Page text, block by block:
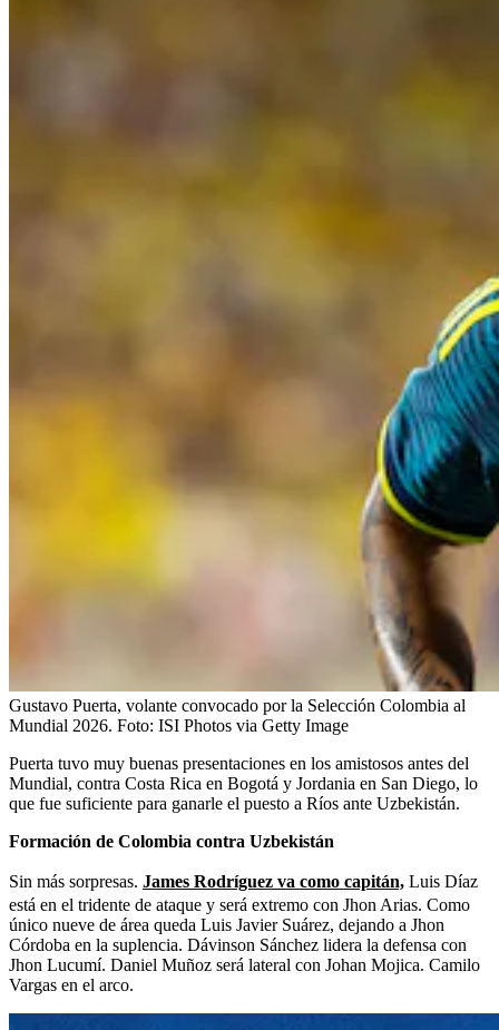
Gustavo Puerta, volante convocado por la Selección Colombia al
Mundial 2026. Foto: ISI Photos via Getty Image
Puerta tuvo muy buenas presentaciones en los amistosos antes del
Mundial, contra Costa Rica en Bogotá y Jordania en San Diego, lo
que fue suficiente para ganarle el puesto a Ríos ante Uzbekistán.
Formación de Colombia contra Uzbekistán
Sin más sorpresas. James Rodríguez va como capitán, Luis Díaz
está en el tridente de ataque y será extremo con Jhon Arias. Como
único nueve de área queda Luis Javier Suárez, dejando a Jhon
Córdoba en la suplencia. Dávinson Sánchez lidera la defensa con
Jhon Lucumí. Daniel Muñoz será lateral con Johan Mojica. Camilo
Vargas en el arco.